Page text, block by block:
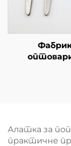
логотипом
Бол
Алатка за
практичне